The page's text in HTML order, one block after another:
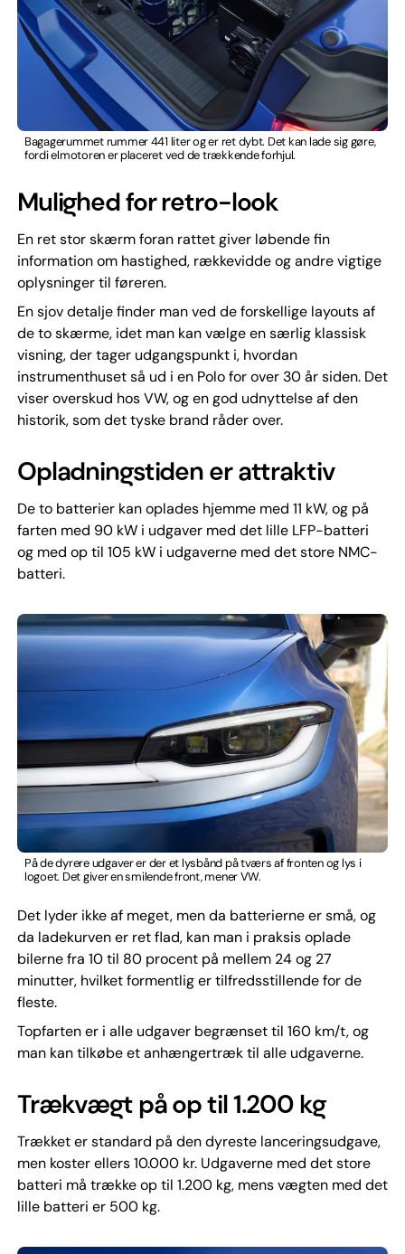
Bagagerummet rummer 441 liter og er ret dybt. Det kan lade sig gøre,
fordi elmotoren er placeret ved de trækkende forhjul.
Mulighed for retro-look
En ret stor skærm foran rattet giver løbende fin
information om hastighed, rækkevidde og andre vigtige
oplysninger til føreren.
En sjov detalje finder man ved de forskellige layouts af
de to skærme, idet man kan vælge en særlig klassisk
visning, der tager udgangspunkt i, hvordan
instrumenthuset så ud i en Polo for over 30 år siden. Det
viser overskud hos VW, og en god udnyttelse af den
historik, som det tyske brand råder over.
Opladningstiden er attraktiv
De to batterier kan oplades hjemme med 11 kW, og på
farten med 90 kW i udgaver med det lille LFP-batteri
og med op til 105 kW i udgaverne med det store NMC-
batteri.
På de dyrere udgaver er der et lysbånd på tværs af fronten og lys i
logoet. Det giver en smilende front, mener VW.
Det lyder ikke af meget, men da batterierne er små, og
da ladekurven er ret flad, kan man i praksis oplade
bilerne fra 10 til 80 procent på mellem 24 og 27
minutter, hvilket formentlig er tilfredsstillende for de
fleste.
Topfarten er i alle udgaver begrænset til 160 km/t, og
man kan tilkøbe et anhængertræk til alle udgaverne.
Trækvægt på op til 1.200 kg
Trækket er standard på den dyreste lanceringsudgave,
men koster ellers 10.000 kr. Udgaverne med det store
batteri må trække op til 1.200 kg, mens vægten med det
lille batteri er 500 kg.